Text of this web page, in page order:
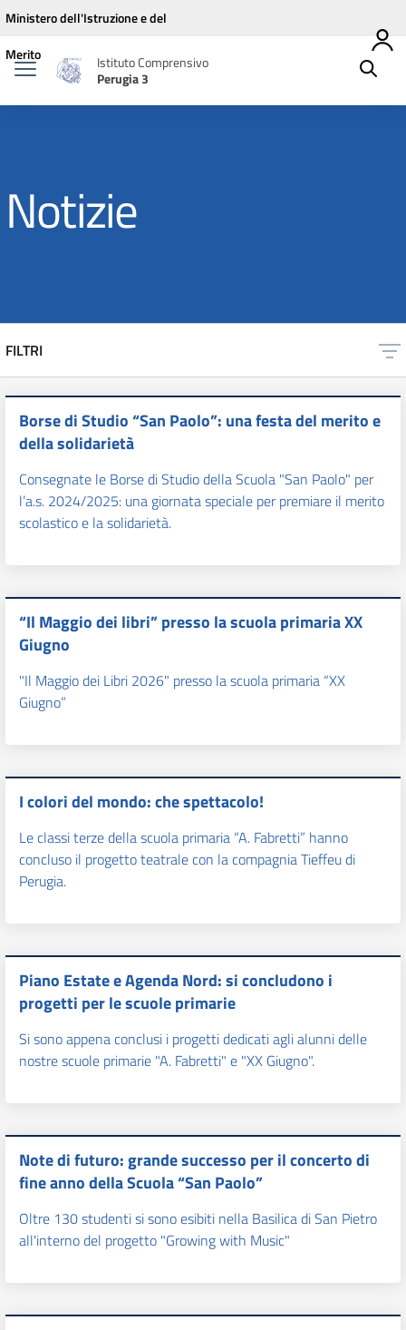
Vai ai contenuti
Vai al menu di navigazione
Vai al footer
Ministero dell'Istruzione e del
Merito
Istituto Comprensivo
Perugia 3
Notizie
FILTRI
Borse di Studio “San Paolo”: una festa del merito e
della solidarietà
Consegnate le Borse di Studio della Scuola "San Paolo" per
l’a.s. 2024/2025: una giornata speciale per premiare il merito
scolastico e la solidarietà.
“Il Maggio dei libri” presso la scuola primaria XX
Giugno
"Il Maggio dei Libri 2026" presso la scuola primaria “XX
Giugno”
I colori del mondo: che spettacolo!
Le classi terze della scuola primaria “A. Fabretti” hanno
concluso il progetto teatrale con la compagnia Tieffeu di
Perugia.
Piano Estate e Agenda Nord: si concludono i
progetti per le scuole primarie
Si sono appena conclusi i progetti dedicati agli alunni delle
nostre scuole primarie "A. Fabretti" e "XX Giugno".
Note di futuro: grande successo per il concerto di
fine anno della Scuola “San Paolo”
Oltre 130 studenti si sono esibiti nella Basilica di San Pietro
all'interno del progetto "Growing with Music"